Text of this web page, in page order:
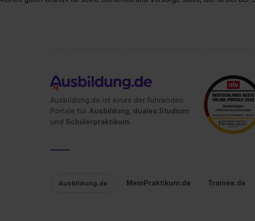
Ausbildung.de ist eines der führenden
Portale für Ausbildung, duales Studium
und Schülerpraktikum.
Ausbildung.de MeinPraktikum.de Trainee.de